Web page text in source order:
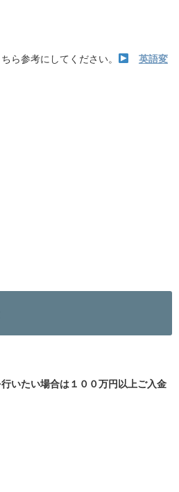
ら参考にしてください。 英語変
いたい場合は１００万円以上ご入金